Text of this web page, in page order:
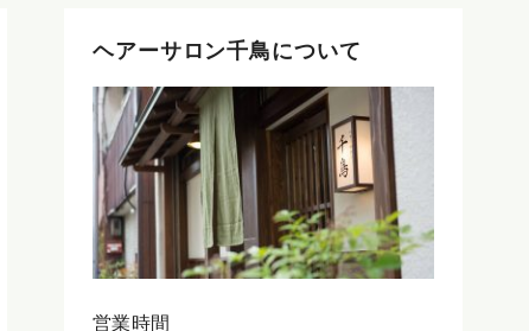
ヘアーサロン千鳥について
営業時間